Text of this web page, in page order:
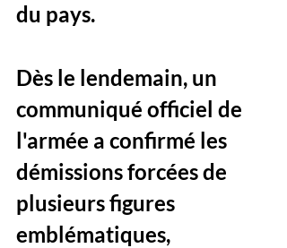
du pays.
Dès le lendemain, un
communiqué officiel de
l'armée a confirmé les
démissions forcées de
plusieurs figures
emblématiques,